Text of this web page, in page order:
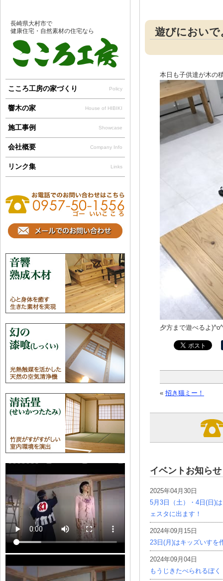
遊びにおい
本日も子供達が木の
夕方まで遊べるよ
« 招き猫ミー！
イベントお知らせ
2025年04月30日
5月3日（土）・4日(日)
ェスタに出ます！
2024年09月15日
23日(月)はキッズいすを
2024年09月04日
もうじきたべられるぼく
長崎県大村市で
健康住宅・自然素材の住宅なら
こころ工房の家づくり Policy
響木の家 House of HIBIKI
施工事例 Showcase
会社概要 Company Info
リンク集 Links